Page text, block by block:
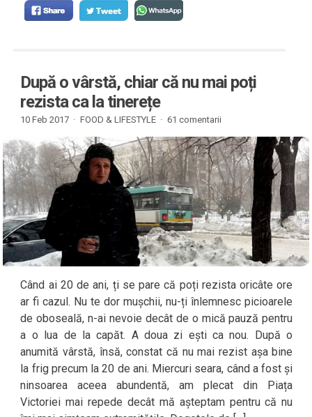
După o vârstă, chiar că nu mai poți
rezista ca la tinerețe
10 Feb 2017 · FOOD & LIFESTYLE · 61 comentarii
Când ai 20 de ani, ți se pare că poți rezista oricâte ore
ar fi cazul. Nu te dor mușchii, nu-ți înlemnesc picioarele
de oboseală, n-ai nevoie decât de o mică pauză pentru
a o lua de la capăt. A doua zi ești ca nou. După o
anumită vârstă, însă, constat că nu mai rezist așa bine
la frig precum la 20 de ani. Miercuri seara, când a fost și
ninsoarea aceea abundentă, am plecat din Piața
Victoriei mai repede decât mă așteptam pentru că nu